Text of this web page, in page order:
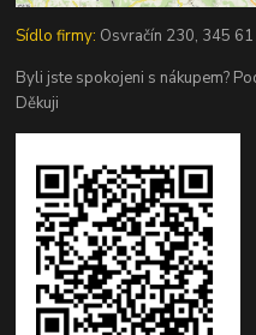
Sídlo firmy: Osvračín 230, 345
Byli jste spokojeni s nákupem?
Děkuji